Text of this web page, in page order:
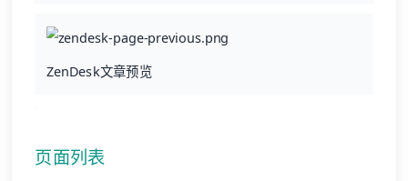
ZenDesk文章预览
页面列表